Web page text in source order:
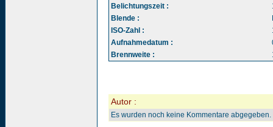
Belichtungszeit :
Blende :
ISO-Zahl :
Aufnahmedatum :
Brennweite :
Autor :
Es wurden noch keine Kommentare abgegeben.